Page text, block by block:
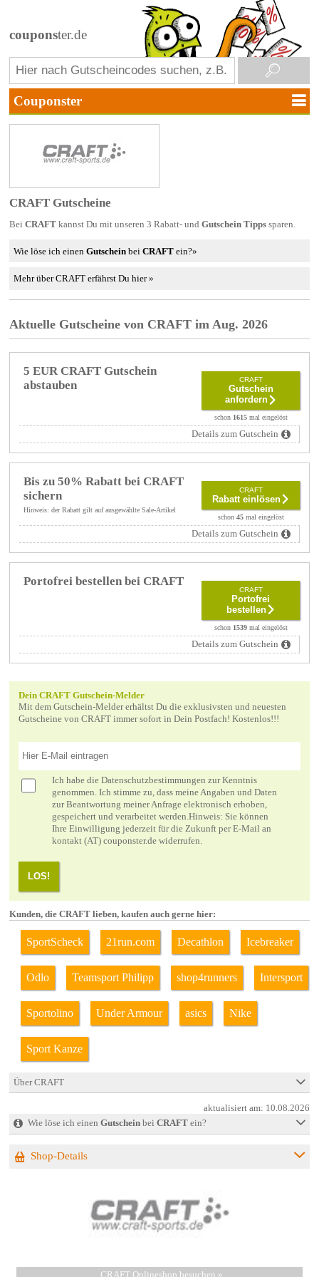
couponster.de
CRAFT Gutscheine
Bei CRAFTkannst Du mit unseren 3 Rabatt- und Gutschein Tippssparen.
Wie löse ich einenGutschein beiCRAFT ein?»
Mehr über CRAFT erfährst Du hier »
Aktuelle Gutscheine von CRAFT im Aug. 2026
5 EUR CRAFT Gutschein
abstauben
CRAFT
Gutschein
anfordern
schon 1615mal eingelöst
Details zum Gutschein
Bis zu 50% Rabatt bei CRAFT
sichern
Hinweis: der Rabatt gilt auf ausgewählte Sale-Artikel
CRAFT
Rabatt einlösen
schon 45mal eingelöst
Details zum Gutschein
Portofrei bestellen bei CRAFT
CRAFT
Portofrei
bestellen
schon 1539mal eingelöst
Details zum Gutschein
Dein CRAFT Gutschein-Melder
Mit dem Gutschein-Melder erhältst Du die exklusivsten und neuesten
Gutscheine von CRAFT immer sofort in Dein Postfach! Kostenlos!!!
Ich habe die Datenschutzbestimmungen zur Kenntnis
genommen. Ich stimme zu, dass meine Angaben und Daten
zur Beantwortung meiner Anfrage elektronisch erhoben,
gespeichert und verarbeitet werden.Hinweis: Sie können
Ihre Einwilligung jederzeit für die Zukunft per E-Mail an
kontakt (AT) couponster.de widerrufen.
LOS!
Kunden, die CRAFT lieben, kaufen auch gerne hier:
SportScheck 21run.com Decathlon Icebreaker
Odlo Teamsport Philipp shop4runners Intersport
Sportolino Under Armour asics Nike
Sport Kanze
Über CRAFT
aktualisiert am: 10.08.2026
Wie löse ich einen Gutscheinbei CRAFTein?
Shop-Details